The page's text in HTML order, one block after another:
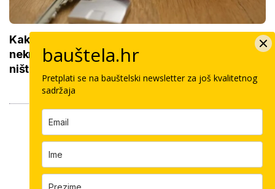
Kako do povrata poreza za kupnju prve
nekretnine: Morate znati ovih 5 stvari, bez njih
ništa
bauštela.hr
Pretplati se na bauštelski newsletter za još kvalitetnog
sadržaja